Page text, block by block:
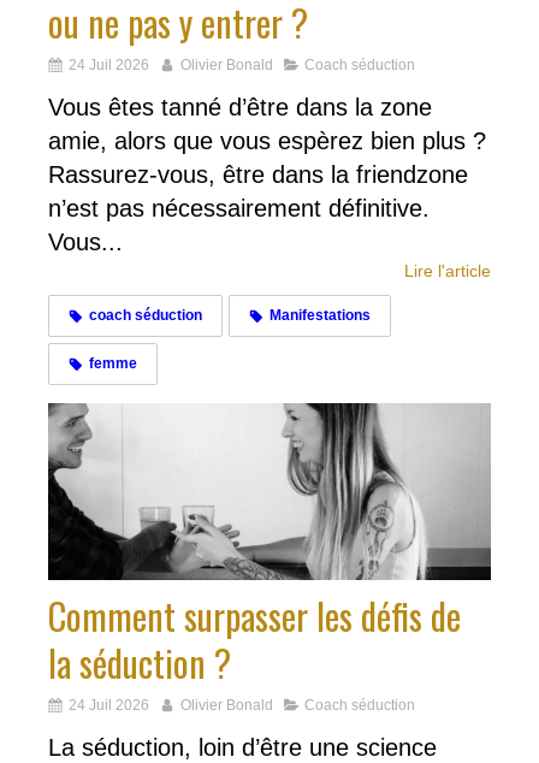
ou ne pas y entrer ?
24 Juil 2026 Olivier Bonald Coach séduction
Vous êtes tanné d’être dans la zone
amie, alors que vous espèrez bien plus ?
Rassurez-vous, être dans la friendzone
n’est pas nécessairement définitive.
Vous...
Lire l'article
coach séduction Manifestations
femme
Comment surpasser les défis de
la séduction ?
24 Juil 2026 Olivier Bonald Coach séduction
La séduction, loin d’être une science